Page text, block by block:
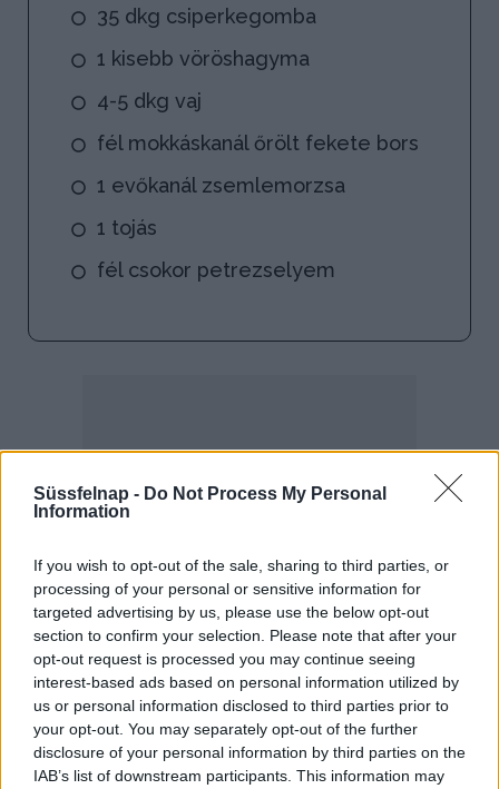
Süssfelnap - Do Not Process My Personal
Information
If you wish to opt-out of the sale, sharing to third parties, or
processing of your personal or sensitive information for
targeted advertising by us, please use the below opt-out
section to confirm your selection. Please note that after your
opt-out request is processed you may continue seeing
interest-based ads based on personal information utilized by
us or personal information disclosed to third parties prior to
your opt-out. You may separately opt-out of the further
disclosure of your personal information by third parties on the
IAB’s list of downstream participants. This information may
35 dkg csiperkegomba
1 kisebb vöröshagyma
4-5 dkg vaj
fél mokkáskanál őrölt fekete bors
1 evőkanál zsemlemorzsa
1 tojás
fél csokor petrezselyem
1.
A húst kiverjük, inas részeit bevágjuk,
megsózzuk. Ezután a lisztbe